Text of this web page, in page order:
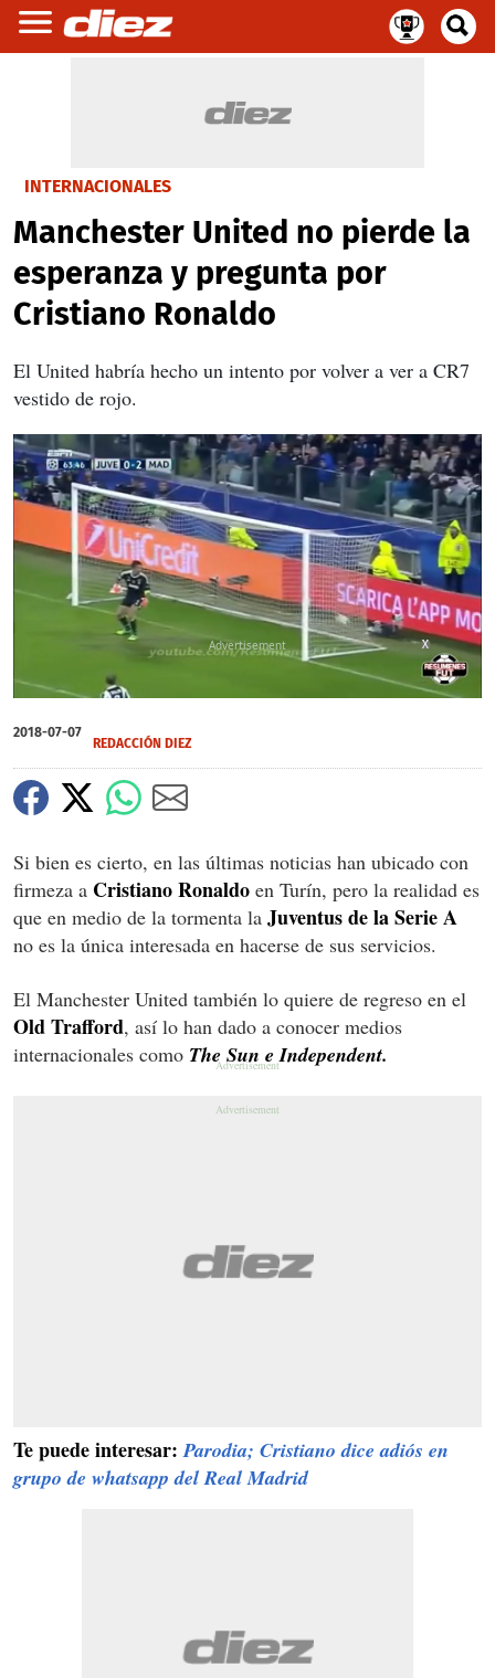
INTERNACIONALES
Manchester United no pierde la
esperanza y pregunta por
Cristiano Ronaldo
El United habría hecho un intento por volver a ver a CR7
vestido de rojo.
of
1
28
seconds
X
X
2018-07-07
REDACCIÓN DIEZ
Si bien es cierto, en las últimas noticias han ubicado con
firmeza a Cristiano Ronaldo en Turín, pero la realidad es
que en medio de la tormenta la Juventus de la Serie A
no es la única interesada en hacerse de sus servicios.
El Manchester United también lo quiere de regreso en el
Old Trafford, así lo han dado a conocer medios
internacionales como The Sun e Independent.
Te puede interesar: Parodia; Cristiano dice adiós en
grupo de whatsapp del Real Madrid